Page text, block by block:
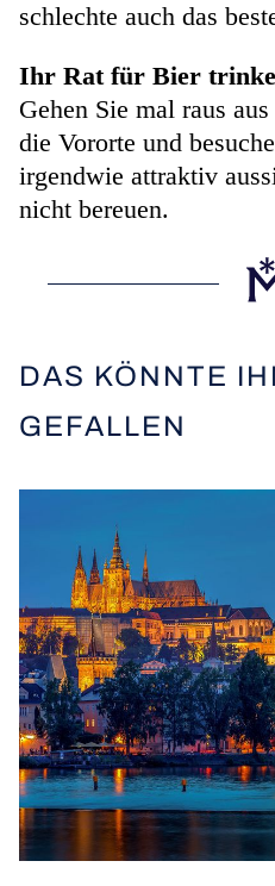
schlechte auch das
Ihr Rat für Bier
Gehen Sie mal raus
die Vororte und
irgendwie attraktiv
nicht bereuen.
DAS KÖNNTE
GEFALLEN